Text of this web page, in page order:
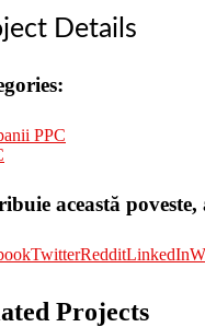
Details
PPC
această
TwitterRedditLinkedIn
Projects